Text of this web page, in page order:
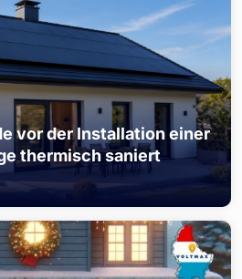
vor der Installation einer
thermisch saniert